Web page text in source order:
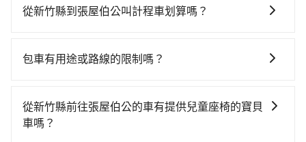
500元、車程約35分鐘。抵達高鐵站後，步行進站、現
票價1,200元，再用10分鐘出站、等待車站前排班的計程
時15分鐘，假設4位同行，高鐵加轉乘之平均每人花費為
1,550元。不過新竹縣領有合法執照的計程車僅有700多
時不需要閉目養神（因為要自己開車），最重要的是你
$115~205承租小轎車，每公里再額外加收$3.2，從新竹
達目的地後多久原路返回），雖已將eTag和可能的每小
時40元路邊停車費用預估進去，但額外的汽車保險與可
從新竹縣到張屋伯公叫計程車划算嗎？
灣大車隊、Uber、Line Taxi、Yoxi等，如果在路邊攔不
里程跳錶計算，價格約為8,095~9,700元間，但如改預約
tripool可省高達$3,800。但如果你無法提前預約，或偏
包車有用途或路線的限制嗎？
要是長途交通且途中遵守台灣法律，無論是清明掃墓、
包車旅遊、參加喜宴/喪禮、就醫回診、登山露營、學生
從新竹縣前往張屋伯公的車有提供兒童座椅的寶貝
車嗎？